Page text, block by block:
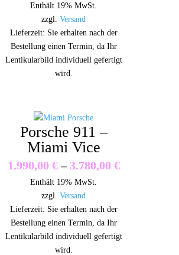
Enthält 19% MwSt.
zzgl.Versand
Lieferzeit: Sie erhalten nach der
Bestellung einen Termin, da Ihr
Lentikularbild individuell gefertigt
wird.
Porsche 911 –
Miami Vice
1.990,00 € – 3.780,00 €Preisspanne:
Enthält 19% MwSt.
zzgl.Versand
Lieferzeit: Sie erhalten nach der
Bestellung einen Termin, da Ihr
Lentikularbild individuell gefertigt
wird.